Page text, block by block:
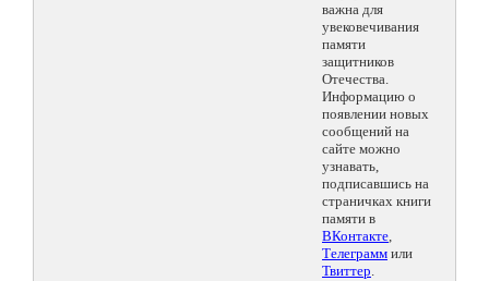
важна для
увековечивания
памяти
защитников
Отечества.
Информацию о
появлении новых
сообщений на
сайте можно
узнавать,
подписавшись на
страничках книги
памяти в
ВКонтакте,
Телеграмм или
Твиттер.